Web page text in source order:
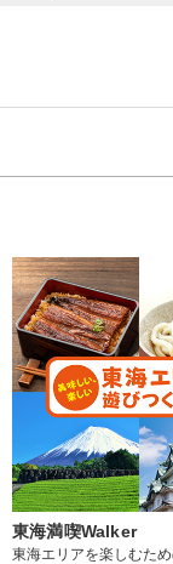
東海満喫Walker
東海エリアを楽しむた